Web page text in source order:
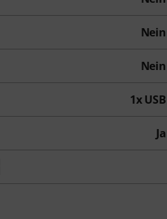
Nein
Nein
1x USB
Ja